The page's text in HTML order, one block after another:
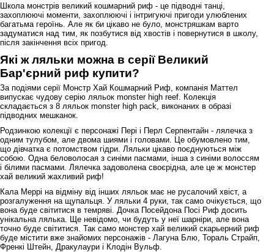
Школа монстрів великий кошмарний риф - це підводні танці,
захоплюючі моменти, захоплюючі і інтригуючі пригоди улюблених
багатьма героїнь. Але як би цікаво не було, монстряшкам варто
задуматися над тим, як позбутися від хвостів і повернутися в школу,
після закінчення всіх пригод.
Які ж ляльки можна в серії Великий
Бар'єрний риф купити?
За подіями серії Монстр Хай Кошмарний Риф, компанія Маттел
випускає чудову серію ляльок monster high reef. Колекція
складається з 8 ляльок monster high pack, виконаних в образі
підводних мешканок.
Родзинкою колекції є персонажі Пері і Перл Серпентайн - лялечка з
одним тулубом, але двома шиями і головами. Це обумовлено тим,
що дівчатка є потомством гідри. Ляльки цікаво поєднуються між
собою. Одна беловолосая з синіми пасмами, інша з синіми волоссям
і білими пасмами. Лялечка задоволена своєрідна, але це ж монстер
хай великий жахливий риф!
Кала Меррі на відміну від інших ляльок має не русалочий хвіст, а
розгалуження на щупальця. У ляльки 4 руки, так само очікується, що
вона буде світитися в темряві. Дочка Посейдона Посі Риф досить
унікальна лялька. Ще невідомо, чи будуть у неї шарніри, але вона
точно буде світитися. Так само монстер хай великий скарьерний риф
буде містити вже знайомих персонажів - Лагуна Блю, Тораль Страйп,
Френкі Штейн, Дракулаури і Клодін Вульф.